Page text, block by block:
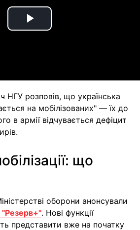
Play
НГУ розповів, що українська
на мобілізованих" — їх до
в армії відчувається дефіцит
що
оборони анонсували
"Резерв+". Нові функції
представити вже на початку